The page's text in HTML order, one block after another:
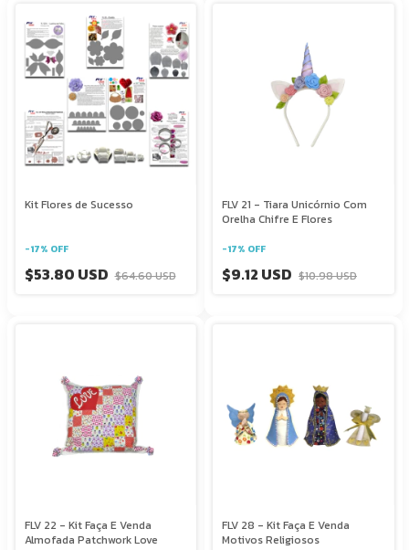
Kit Flores de Sucesso
-17% OFF
$53.80 USD $64.60 USD
FLV 21 - Tiara Unicórnio Com
Orelha Chifre E Flores
-17% OFF
$9.12 USD $10.98 USD
FLV 22 - Kit Faça E Venda
Almofada Patchwork Love
FLV 28 - Kit Faça E Venda
Motivos Religiosos